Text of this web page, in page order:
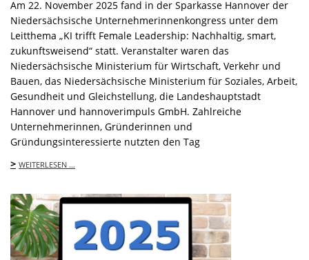
Am 22. November 2025 fand in der Sparkasse Hannover der
Niedersächsische Unternehmerinnenkongress unter dem
Leitthema „KI trifft Female Leadership: Nachhaltig, smart,
zukunftsweisend“ statt. Veranstalter waren das
Niedersächsische Ministerium für Wirtschaft, Verkehr und
Bauen, das Niedersächsische Ministerium für Soziales, Arbeit,
Gesundheit und Gleichstellung, die Landeshauptstadt
Hannover und hannoverimpuls GmbH. Zahlreiche
Unternehmerinnen, Gründerinnen und
Gründungsinteressierte nutzten den Tag
> WEITERLESEN …